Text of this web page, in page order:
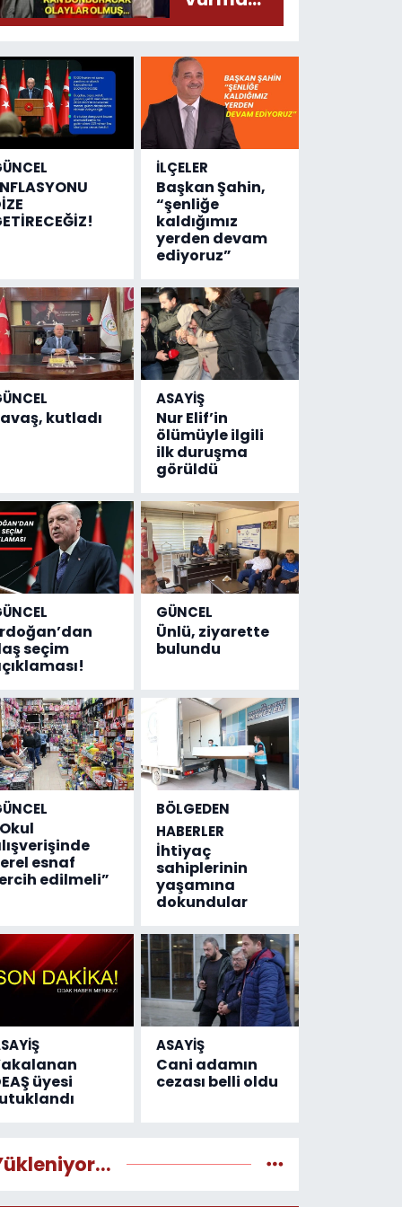
olayında
geldi...
Meğer, kan
donduracak
olaylar
olmuş...
İLÇELER
Başkan Şahin,
“şenliğe
kaldığımız
yerden devam
ediyoruz”
kutladı
ASAYİŞ
Nur Elif’in
ölümüyle ilgili
ilk duruşma
görüldü
seçim
GÜNCEL
Ünlü, ziyarette
bulundu
esnaf
edilmeli”
BÖLGEDEN
HABERLER
İhtiyaç
sahiplerinin
yaşamına
dokundular
üyesi
ASAYİŞ
Cani adamın
cezası belli oldu